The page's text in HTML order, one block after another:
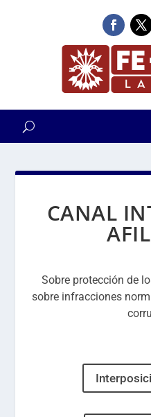
CANAL
Sobre protección de
sobre infracciones